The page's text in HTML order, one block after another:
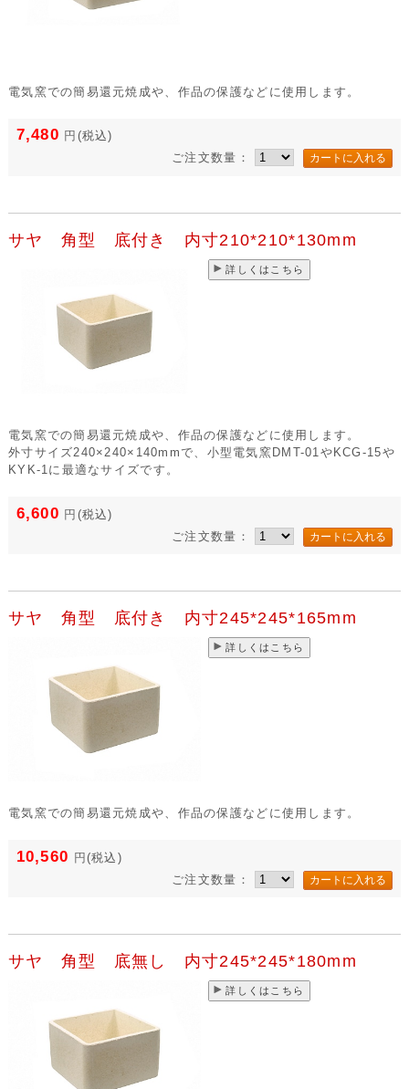
電気窯での簡易還元焼成や、作品の保護などに使用します。
7,480 円 (税込)
ご注文数量：
サヤ 角型 底付き 内寸210*210*130mm
詳しくはこちら
電気窯での簡易還元焼成や、作品の保護などに使用します。
外寸サイズ240×240×140mmで、小型電気窯DMT-01やKCG-15や
KYK-1に最適なサイズです。
6,600 円 (税込)
ご注文数量：
サヤ 角型 底付き 内寸245*245*165mm
詳しくはこちら
電気窯での簡易還元焼成や、作品の保護などに使用します。
10,560 円 (税込)
ご注文数量：
サヤ 角型 底無し 内寸245*245*180mm
詳しくはこちら